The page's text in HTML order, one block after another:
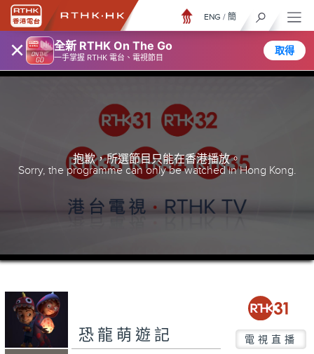
× 全新 RTHK On The Go
一手掌握 RTHK 電台、電視節目
取得
ENG / 簡
抱歉，所選節目只能在香港播放。
Sorry, the programme can only be watched in Hong Kong.
恐龍萌遊記 電視直播